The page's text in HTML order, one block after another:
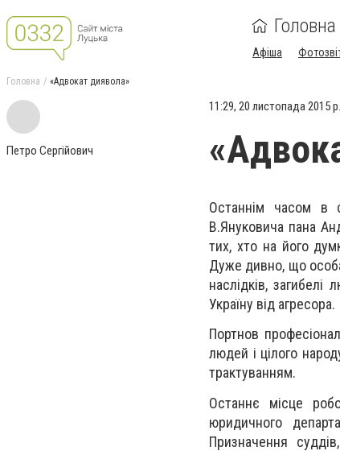
Головна
Афіша
Головна «Адвокат диявола»
Петро Сергійович
11:29, 20 листопада 2015 р.
Останнім часом в
В.Януковича пана
тих, хто на його
Дуже дивно, що
наслідків,
Україну від агресора.
Портнов
людей і цілого
трактуванням.
Останнє місце
юридичного
Призначення